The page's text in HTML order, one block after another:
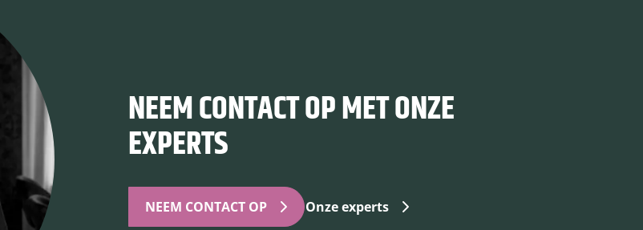
NEEM CONTACT OP MET ONZE
EXPERTS
NEEM CONTACT OP Onze experts